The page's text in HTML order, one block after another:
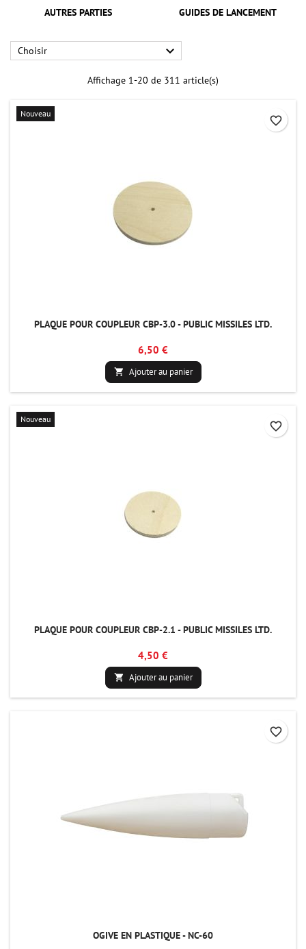
AUTRES PARTIES GUIDES DE LANCEMENT
Choisir 
Affichage 1-20 de 311 article(s)
Nouveau
PLAQUE POUR COUPLEUR CBP-3.0 - PUBLIC MISSILES LTD.
6,50 €
 Ajouter au panier
favorite_border
Nouveau
PLAQUE POUR COUPLEUR CBP-2.1 - PUBLIC MISSILES LTD.
4,50 €
 Ajouter au panier
favorite_border
OGIVE EN PLASTIQUE - NC-60
favorite_border